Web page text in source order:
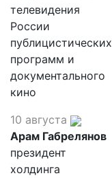
телевидения
России
публицистических
программ и
документального
кино
10 августа
Арам Габрелянов
президент
холдинга